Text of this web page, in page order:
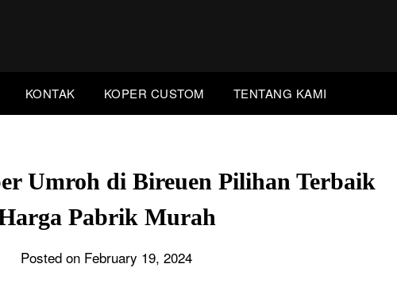
KONTAK KOPER CUSTOM TENTANG KAMI
Umroh di Bireuen Pilihan Terbaik
Pabrik Murah
Posted on February 19, 2024